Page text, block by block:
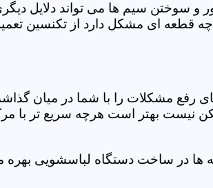
سوختن سیم ها می تواند دلایل
قطعه ای مشکل دارد از تکنسین
مشکلات را با شما در میان
بهتر است هرچه سریع تر با
ها در ساخت دستگاه لباسشویی بهره